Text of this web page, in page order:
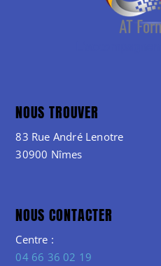
NOUS TROUVER
83 Rue André Lenotre
30900 Nîmes
NOUS CONTACTER
Centre :
04 66 36 02 19